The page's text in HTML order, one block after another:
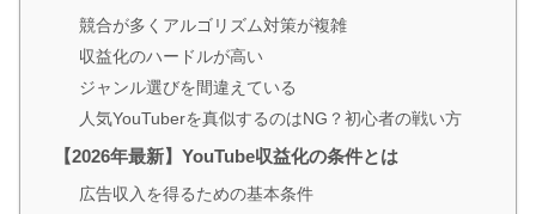
競合が多くアルゴリズム対策が複雑
収益化のハードルが高い
ジャンル選びを間違えている
人気YouTuberを真似するのはNG？初心者の戦い方
【2026年最新】YouTube収益化の条件とは
広告収入を得るための基本条件